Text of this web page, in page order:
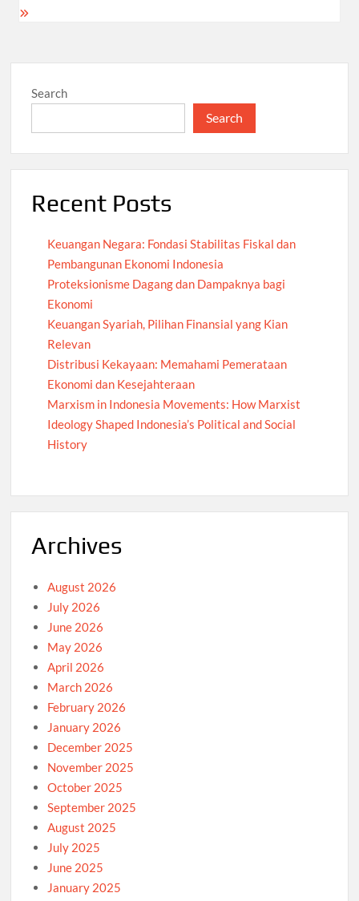
Search
Search
Recent Posts
Keuangan Negara: Fondasi Stabilitas Fiskal dan
Pembangunan Ekonomi Indonesia
Proteksionisme Dagang dan Dampaknya bagi
Ekonomi
Keuangan Syariah, Pilihan Finansial yang Kian
Relevan
Distribusi Kekayaan: Memahami Pemerataan
Ekonomi dan Kesejahteraan
Marxism in Indonesia Movements: How Marxist
Ideology Shaped Indonesia’s Political and Social
History
Archives
August 2026
July 2026
June 2026
May 2026
April 2026
March 2026
February 2026
January 2026
December 2025
November 2025
October 2025
September 2025
August 2025
July 2025
June 2025
January 2025